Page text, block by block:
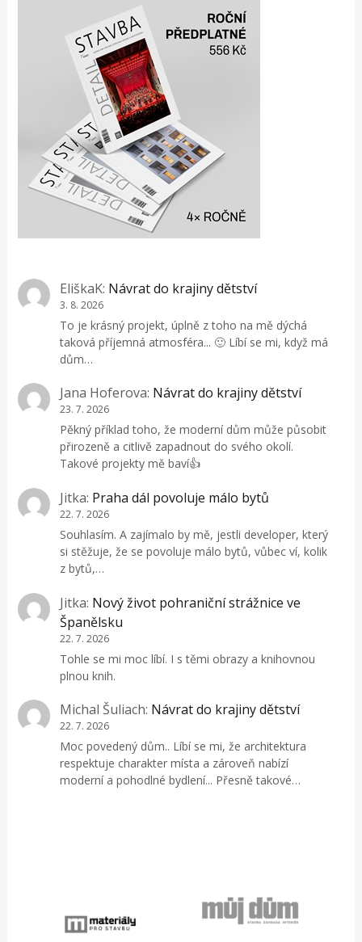
EliškaK: Návrat do krajiny dětství
3. 8. 2026
To je krásný projekt, úplně z toho na mě dýchá
taková příjemná atmosféra... 🙂 Líbí se mi, když má
dům…
Jana Hoferova: Návrat do krajiny dětství
23. 7. 2026
Pěkný příklad toho, že moderní dům může působit
přirozeně a citlivě zapadnout do svého okolí.
Takové projekty mě baví👍
Jitka: Praha dál povoluje málo bytů
22. 7. 2026
Souhlasím. A zajímalo by mě, jestli developer, který
si stěžuje, že se povoluje málo bytů, vůbec ví, kolik
z bytů,…
Jitka: Nový život pohraniční strážnice ve
Španělsku
22. 7. 2026
Tohle se mi moc líbí. I s těmi obrazy a knihovnou
plnou knih.
Michal Šuliach: Návrat do krajiny dětství
22. 7. 2026
Moc povedený dům.. Líbí se mi, že architektura
respektuje charakter místa a zároveň nabízí
moderní a pohodlné bydlení... Přesně takové…